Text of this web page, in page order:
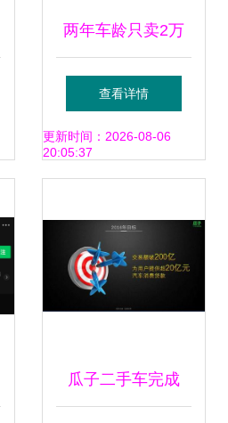
两年车龄只卖2万
多元 二手宏光MINI
EV为何比新车更值
查看详情
更新时间：2026-08-06
20:05:37
瓜子二手车完成